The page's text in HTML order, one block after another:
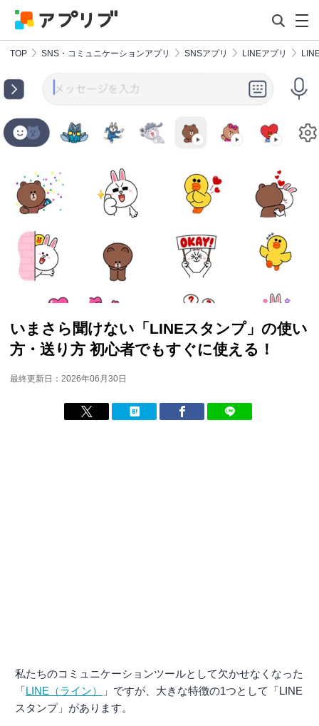
TOP SNS・コミュニケーションアプリ SNSアプリ LINEアプリ
いまさら聞けない「LINEスタンプ」の使い
方・送り方 初心者でもすぐに使える！
最終更新日：2026年06月30日
私たちのコミュニケーションツールとして欠かせなくなった
「LINE（ライン）
」ですが、大きな特徴の1つとして「LINE
スタンプ」があります。